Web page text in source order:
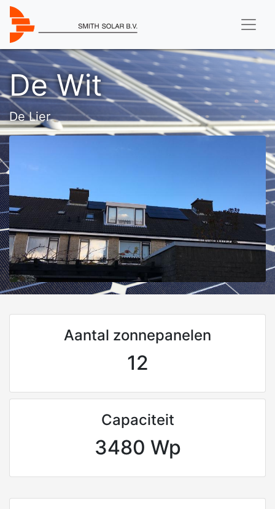
De Wit
De Lier
Aantal zonnepanelen
12
Capaciteit
3480 Wp